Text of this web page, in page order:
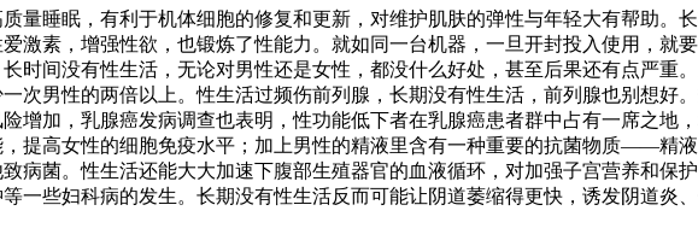
量睡眠，有利于机体细胞的修复和更新，对维护肌肤的弹性与年轻大有帮助。
激素，增强性欲，也锻炼了性能力。就如同一台机器，一旦开封投入使用，就
时间没有性生活，无论对男性还是女性，都没什么好处，甚至后果还有点严重
次男性的两倍以上。性生活过频伤前列腺，长期没有性生活，前列腺也别想好
增加，乳腺癌发病调查也表明，性功能低下者在乳腺癌患者群中占有一席之地
提高女性的细胞免疫水平；加上男性的精液里含有一种重要的抗菌物质——精
病菌。性生活还能大大加速下腹部生殖器官的血液循环，对加强子宫营养和保
一些妇科病的发生。长期没有性生活反而可能让阴道萎缩得更快，诱发阴道炎